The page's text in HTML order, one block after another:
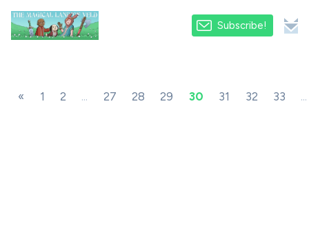
Subscribe!
« 1 2 ... 27 28 29 30 31 32 33 ...